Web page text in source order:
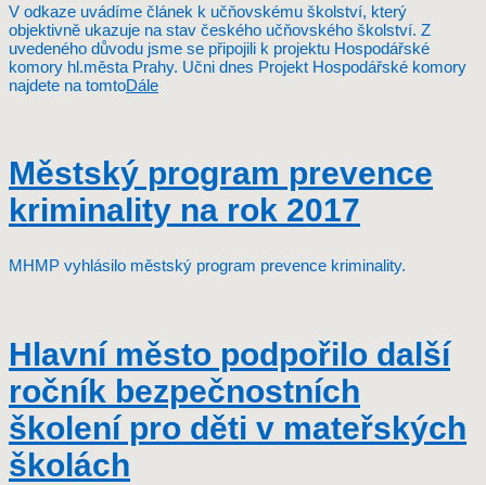
V odkaze uvádíme článek k učňovskému školství, který
objektivně ukazuje na stav českého učňovského školství. Z
uvedeného důvodu jsme se připojili k projektu Hospodářské
komory hl.města Prahy. Učni dnes Projekt Hospodářské komory
najdete na tomtoDále
Městský program prevence
kriminality na rok 2017
MHMP vyhlásilo městský program prevence kriminality.
Hlavní město podpořilo další
ročník bezpečnostních
školení pro děti v mateřských
školách